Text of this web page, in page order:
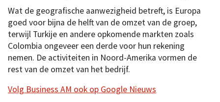
Wat de geografische aanwezigheid betreft, is Europa
goed voor bijna de helft van de omzet van de groep,
terwijl Turkije en andere opkomende markten zoals
Colombia ongeveer een derde voor hun rekening
nemen. De activiteiten in Noord-Amerika vormen de
rest van de omzet van het bedrijf.
Volg Business AM ook op Google Nieuws